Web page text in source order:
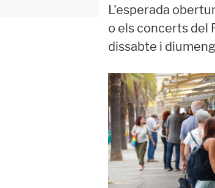
L'esperada
o els concerts del
dissabte i